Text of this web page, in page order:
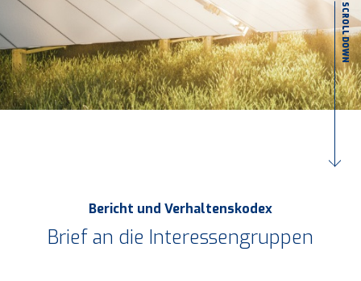
SCROLL DOWN
Bericht und Verhaltenskodex
Brief an die Interessengruppen